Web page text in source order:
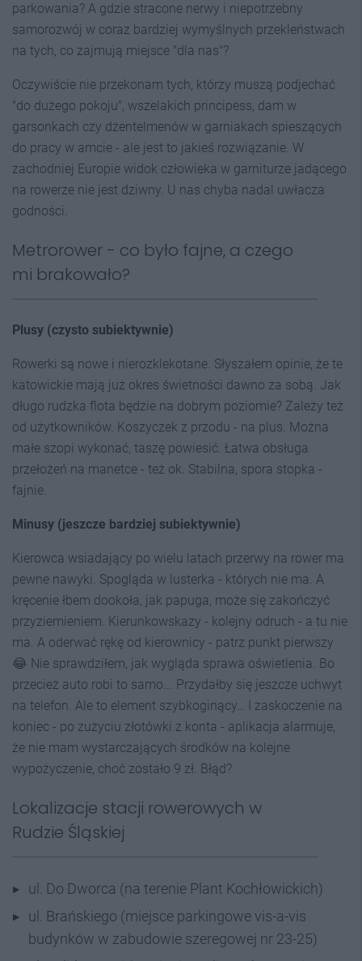
parkowania? A gdzie stracone nerwy i niepotrzebny
samorozwój w coraz bardziej wymyślnych przekleństwach
na tych, co zajmują miejsce "dla nas"?
Oczywiście nie przekonam tych, którzy muszą podjechać
"do dużego pokoju", wszelakich principess, dam w
garsonkach czy dżentelmenów w garniakach spieszących
do pracy w amcie - ale jest to jakieś rozwiązanie. W
zachodniej Europie widok człowieka w garniturze jadącego
na rowerze nie jest dziwny. U nas chyba nadal uwłacza
godności.
Metrorower - co było fajne, a czego
mi brakowało?
Plusy (czysto subiektywnie)
Rowerki są nowe i nierozklekotane. Słyszałem opinie, że te
katowickie mają już okres świetności dawno za sobą. Jak
długo rudzka flota będzie na dobrym poziomie? Zależy też
od użytkowników. Koszyczek z przodu - na plus. Można
małe szopi wykonać, taszę powiesić. Łatwa obsługa
przełożeń na manetce - też ok. Stabilna, spora stopka -
fajnie.
Minusy (jeszcze bardziej subiektywnie)
Kierowca wsiadający po wielu latach przerwy na rower ma
pewne nawyki. Spogląda w lusterka - których nie ma. A
kręcenie łbem dookoła, jak papuga, może się zakończyć
przyziemieniem. Kierunkowskazy - kolejny odruch - a tu nie
ma. A oderwać rękę od kierownicy - patrz punkt pierwszy
😂 Nie sprawdziłem, jak wygląda sprawa oświetlenia. Bo
przecież auto robi to samo... Przydałby się jeszcze uchwyt
na telefon. Ale to element szybkoginący… I zaskoczenie na
koniec - po zużyciu złotówki z konta - aplikacja alarmuje,
że nie mam wystarczających środków na kolejne
wypożyczenie, choć zostało 9 zł. Błąd?
Lokalizacje stacji rowerowych w
Rudzie Śląskiej
ul. Do Dworca (na terenie Plant Kochłowickich)
ul. Brańskiego (miejsce parkingowe vis-a-vis
budynków w zabudowie szeregowej nr 23-25)